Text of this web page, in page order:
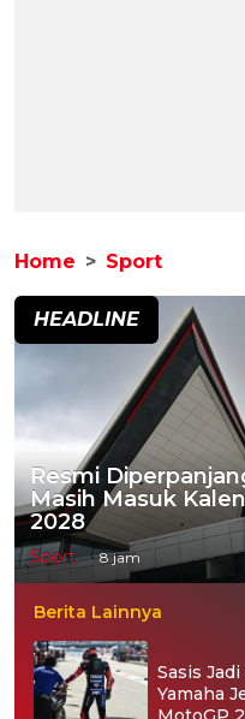
Home Sport
HEADLINE
Resmi
Masih Masuk
2028
Sport 8 jam
Berita Lainnya
Sasis
Yamaha